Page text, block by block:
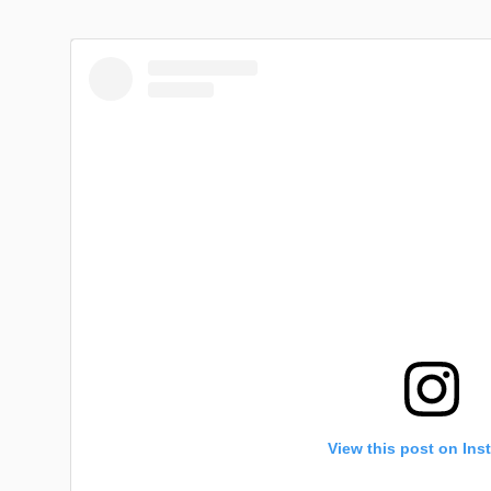
View this post on